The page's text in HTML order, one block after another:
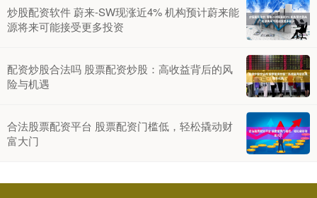
炒股配资软件 蔚来-SW现涨近4% 机构预计蔚来能
源将来可能接受更多投资
配资炒股合法吗 股票配资炒股：高收益背后的风
险与机遇
合法股票配资平台 股票配资门槛低，轻松撬动财
富大门